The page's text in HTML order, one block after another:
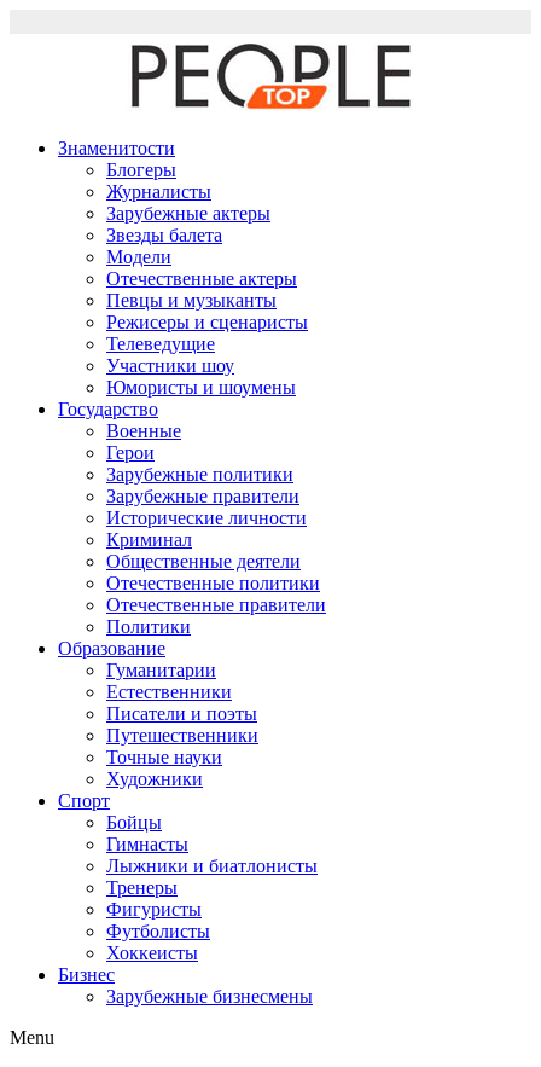
Знаменитости
Блогеры
Журналисты
Зарубежные актеры
Звезды балета
Модели
Отечественные актеры
Певцы и музыканты
Режисеры и сценаристы
Телеведущие
Участники шоу
Юмористы и шоумены
Государство
Военные
Герои
Зарубежные политики
Зарубежные правители
Исторические личности
Криминал
Общественные деятели
Отечественные политики
Отечественные правители
Политики
Образование
Гуманитарии
Естественники
Писатели и поэты
Путешественники
Точные науки
Художники
Спорт
Бойцы
Гимнасты
Лыжники и биатлонисты
Тренеры
Фигуристы
Футболисты
Хоккеисты
Бизнес
Зарубежные бизнесмены
Menu